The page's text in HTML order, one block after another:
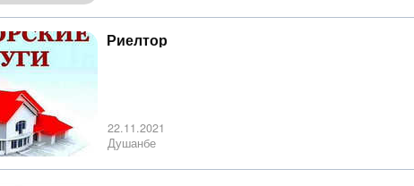
Риелтор
22.11.2021
Душанбе